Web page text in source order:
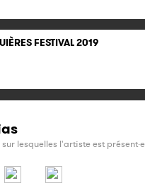
FESTIVAL 2019
lesquelles l'artiste est présent·e